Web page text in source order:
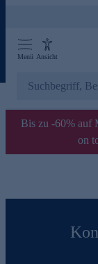
Menü Ansicht
Bis zu -60% auf
on